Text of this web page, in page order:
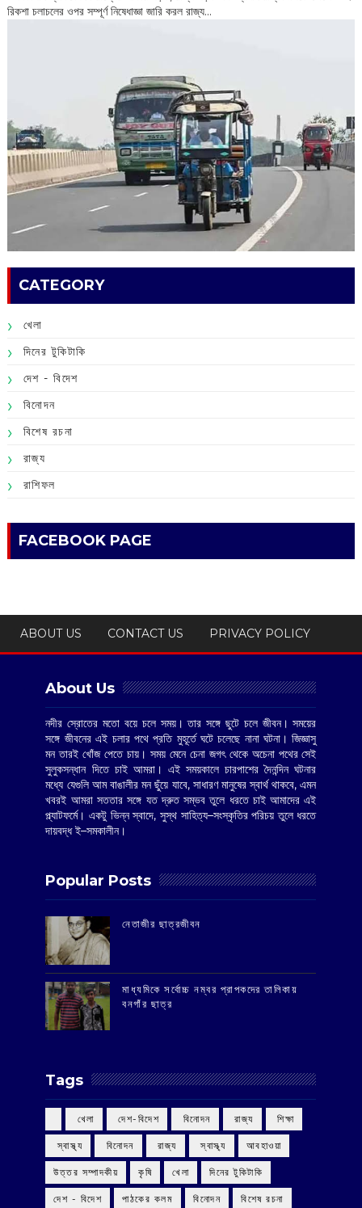
রিকশা চলাচলের ওপর সম্পূর্ণ নিষেধাজ্ঞা জারি করল রাজ্য...
CATEGORY
খেলা
দিনের টুকিটাকি
দেশ - বিদেশ
বিনোদন
বিশেষ রচনা
রাজ্য
রাশিফল
FACEBOOK PAGE
ABOUT US CONTACT US PRIVACY POLICY
About Us
নদীর স্রোতের মতো বয়ে চলে সময়। তার সঙ্গে ছুটে চলে জীবন। সময়ের
সঙ্গে জীবনের এই চলার পথে প্রতি মুহূর্তে ঘটে চলেছে নানা ঘটনা। জিজ্ঞাসু
মন তারই খোঁজ পেতে চায়। সময় মেনে চেনা জগৎ থেকে অচেনা পথের সেই
সুলুকসন্ধান দিতে চাই আমরা। এই সময়কালে চারপাশের দৈনন্দিন ঘটনার
মধ্যে যেগুলি আম বাঙালীর মন ছুঁয়ে যাবে, সাধারণ মানুষের স্বার্থ থাকবে, এমন
খবরই আমরা সততার সঙ্গে যত দ্রুত সম্ভব তুলে ধরতে চাই আমাদের এই
প্ল্যাটফর্মে। একটু ভিন্ন স্বাদে, সুস্থ সাহিত্য–সংস্কৃতির পরিচয় তুলে ধরতে
দায়বদ্ধ ই–সমকালীন।
Popular Posts
‌নেতাজীর ছাত্রজীবন
মাধ্যমিকে সর্বোচ্চ নম্বর প্রাপকদের তালিকায়
বনগাঁর ছাত্র
Tags
‌ খেলা ‌ দেশ-বিদেশ ‌ বিনোদন ‌ রাজ্য ‌ শিক্ষা
‌ স্বাস্থ্য ‌ বিনোদন ‌ রাজ্য ‌ স্বাস্থ্য আবহাওয়া
উত্তর সম্পাদকীয় কৃষি খেলা দিনের টুকিটাকি
দেশ - বিদেশ পাঠকের কলম বিনোদন বিশেষ রচনা